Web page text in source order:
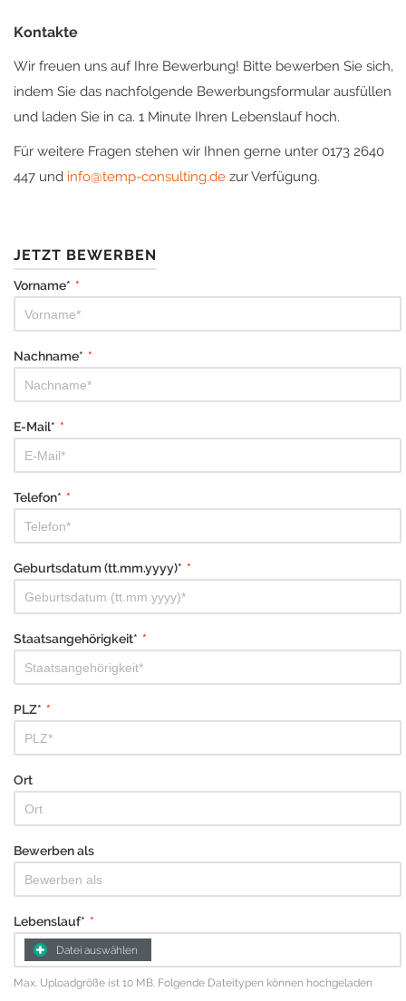
Kontakte
Wir freuen uns auf Ihre Bewerbung! Bitte bewerben Sie sich,
indem Sie das nachfolgende Bewerbungsformular ausfüllen
und laden Sie in ca. 1 Minute Ihren Lebenslauf hoch.
Für weitere Fragen stehen wir Ihnen gerne unter 0173 2640
447 und info@temp-consulting.de zur Verfügung.
JETZT BEWERBEN
Vorname* *
Nachname* *
E-Mail* *
Telefon* *
Geburtsdatum (tt.mm.yyyy)* *
Staatsangehörigkeit* *
PLZ* *
Ort
Bewerben als
Lebenslauf* *
Datei auswählen
Max. Uploadgröße ist 10 MB. Folgende Dateitypen können hochgeladen